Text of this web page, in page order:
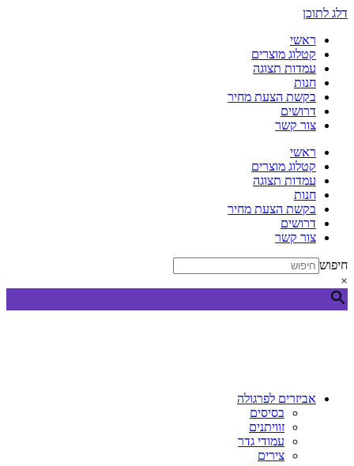
דלג לתוכן
ראשי
קטלוג מוצרים
עמדות תצוגה
חנות
בקשת הצעת מחיר
דרושים
צור קשר
ראשי
קטלוג מוצרים
עמדות תצוגה
חנות
בקשת הצעת מחיר
דרושים
צור קשר
חיפוש
×
אביזרים לפרגולה
בסיסים
זוויתנים
עמודי גדר
צירים